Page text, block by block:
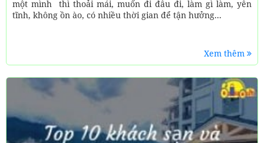
một mình thì thoải mái, muốn đi đâu đi, làm gì làm, yên
tĩnh, không ồn ào, có nhiều thời gian để tận hưởng...
Xem thêm